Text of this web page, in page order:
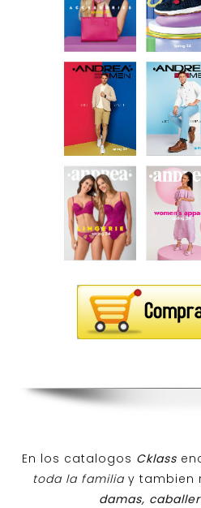
En los catalogos Cklass
toda la familiay tambien
damas,